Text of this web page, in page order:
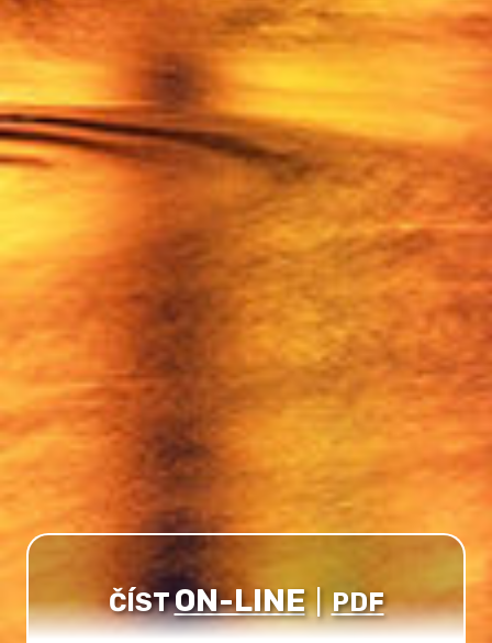
ČÍSTON-LINE | PDF